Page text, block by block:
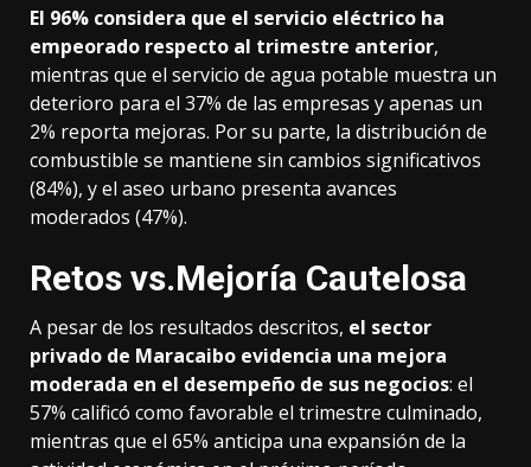
El 96% considera que el servicio eléctrico ha
empeorado respecto al trimestre anterior,
mientras que el servicio de agua potable muestra un
deterioro para el 37% de las empresas y apenas un
2% reporta mejoras. Por su parte, la distribución de
combustible se mantiene sin cambios significativos
(84%), y el aseo urbano presenta avances
moderados (47%).
Retos vs.Mejoría Cautelosa
A pesar de los resultados descritos, el sector
privado de Maracaibo evidencia una mejora
moderada en el desempeño de sus negocios: el
57% calificó como favorable el trimestre culminado,
mientras que el 65% anticipa una expansión de la